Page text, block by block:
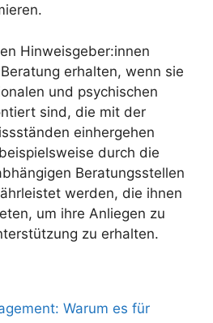
Hinweisgeber:innen
erhalten, wenn sie
und psychischen
sind, die mit der
einhergehen
durch die
Beratungsstellen
werden, die ihnen
um ihre Anliegen zu
zu erhalten.
Warum es für